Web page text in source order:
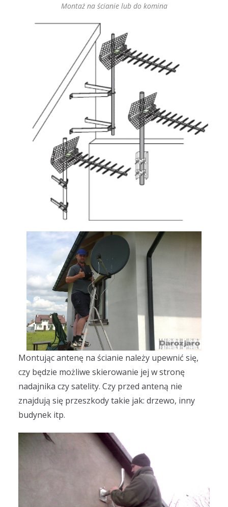
Montaż na ścianie lub do komina
Montując antenę na ścianie należy upewnić się,
czy będzie możliwe skierowanie jej w stronę
nadajnika czy satelity. Czy przed anteną nie
znajdują się przeszkody takie jak: drzewo, inny
budynek itp.